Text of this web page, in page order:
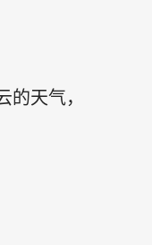
的天气，